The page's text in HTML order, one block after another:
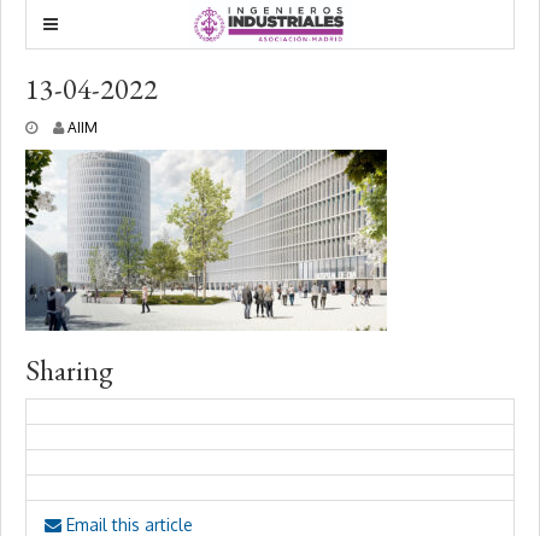
13-04-2022
9
a
b
r
i
l
2
0
2
AIIM
Sharing
Email this article